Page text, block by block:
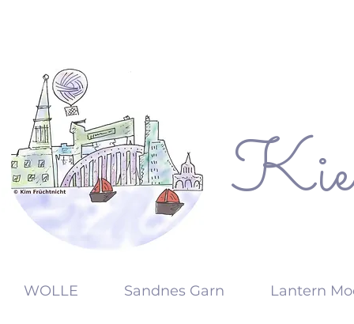
KW
WOLLE Sandnes Garn Lantern